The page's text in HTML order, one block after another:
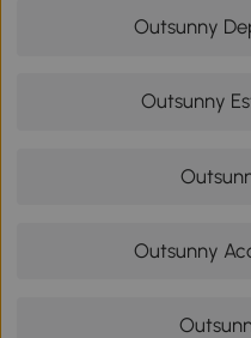
Outsunny
Outsunny
Outsunny